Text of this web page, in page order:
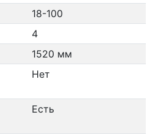
18-100
4
1520 мм
Нет
Есть